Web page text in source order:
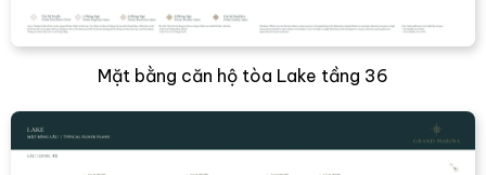
Mặt bằng căn hộ tòa Lake tầng 36